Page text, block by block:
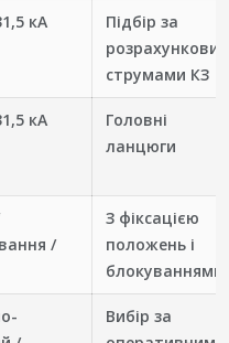
кА
Підбір за
струмами КЗ
кА
Головні
ланцюги
/
З фіксацією
положень і
блокуваннями
Вибір за